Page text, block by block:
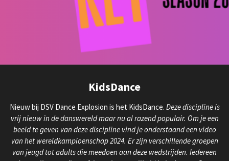
KidsDance
Nieuw bij DSV Dance Explosion is het KidsDance. Deze discipline is
vrij nieuw in de danswereld maar nu al razend populair. Om je een
beeld te geven van deze discipline vind je onderstaand een video
van het wereldkampioenschap 2024. Er zijn verschillende groepen
van jeugd tot adults die meedoen aan deze wedstrijden. Iedereen